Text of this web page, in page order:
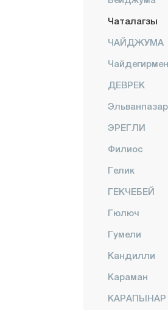
Чаталагзы
ЧАЙДЖУМА
ДЕВРЕК
ЭРЕГЛИ
Филиос
Гелик
ГЕКЧЕБЕЙ
Гюлюч
Гумели
Кандилли
Караман
КАРАПЫНАР